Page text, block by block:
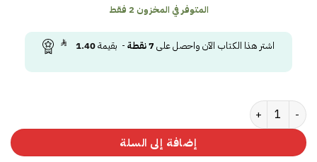
المتوفر في المخزون 2 فقط
اشتر هذا الكتاب الآن واحصل على 7نقطة- بقيمة1.40
كمية 56 يوما
إضافة إلى السلة